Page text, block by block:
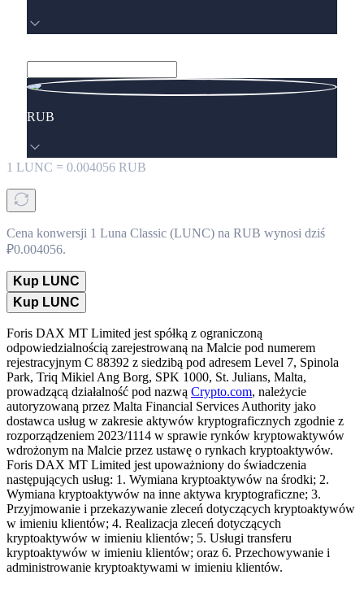
RUB
1 LUNC = 0.004056 RUB
Cena konwersji 1 Luna Classic (LUNC) na RUB wynosi dziś
₽0.004056.
Kup LUNC
Kup LUNC
Foris DAX MT Limited jest spółką z ograniczoną
odpowiedzialnością zarejestrowaną na Malcie pod numerem
rejestracyjnym C 88392 z siedzibą pod adresem Level 7, Spinola
Park, Triq Mikiel Ang Borg, SPK 1000, St. Julians, Malta,
prowadzącą działalność pod nazwą Crypto.com, należycie
autoryzowaną przez Malta Financial Services Authority jako
dostawca usług w zakresie aktywów kryptograficznych zgodnie z
rozporządzeniem 2023/1114 w sprawie rynków kryptowaktywów
wdrożonym na Malcie przez ustawę o rynkach kryptoaktywów.
Foris DAX MT Limited jest upoważniony do świadczenia
następujących usług: 1. Wymiana kryptoaktywów na środki; 2.
Wymiana kryptoaktywów na inne aktywa kryptograficzne; 3.
Przyjmowanie i przekazywanie zleceń dotyczących kryptoaktywów
w imieniu klientów; 4. Realizacja zleceń dotyczących
kryptoaktywów w imieniu klientów; 5. Usługi transferu
kryptoaktywów w imieniu klientów; oraz 6. Przechowywanie i
administrowanie kryptoaktywami w imieniu klientów.